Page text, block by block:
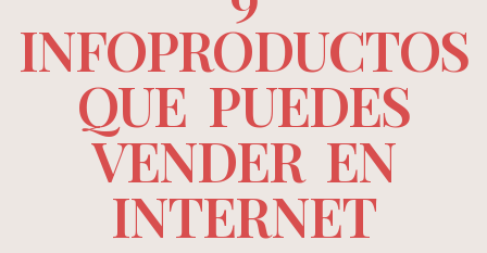
INFOPRODUCTOS
QUE PUEDES
VENDER EN
INTERNET